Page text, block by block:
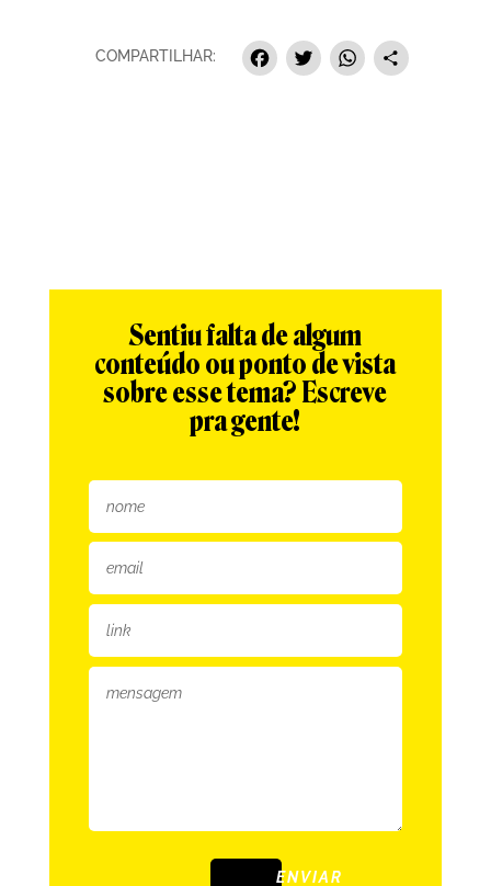
COMPARTILHAR: Facebook
Twitter
Sentiu falta de algum
conteúdo ou ponto de vista
sobre esse tema? Escreve
pra gente!
ENVIAR